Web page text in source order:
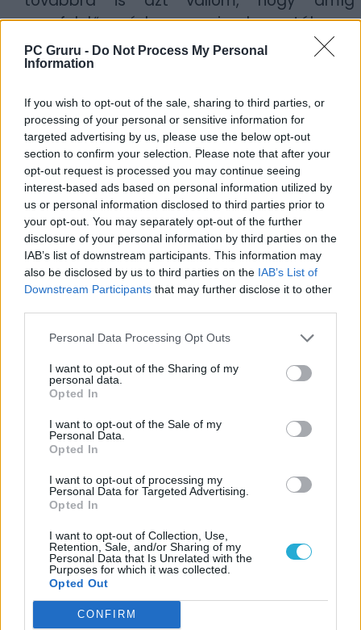
PC Gruru - Do Not Process My Personal
Information
If you wish to opt-out of the sale, sharing to third parties, or
processing of your personal or sensitive information for
targeted advertising by us, please use the below opt-out
section to confirm your selection. Please note that after your
opt-out request is processed you may continue seeing
interest-based ads based on personal information utilized by
us or personal information disclosed to third parties prior to
your opt-out. You may separately opt-out of the further
disclosure of your personal information by third parties on the
IAB’s list of downstream participants. This information may
also be disclosed by us to third parties on the IAB’s List of
Downstream Participants that may further disclose it to other
Personal Data Processing Opt Outs
I want to opt-out of the Sharing of my
personal data.
Opted In
I want to opt-out of the Sale of my
Personal Data.
Opted In
I want to opt-out of processing my
Personal Data for Targeted Advertising.
Opted In
I want to opt-out of Collection, Use,
Retention, Sale, and/or Sharing of my
Personal Data that Is Unrelated with the
Purposes for which it was collected.
Opted Out
CONFIRM
megfelelő módon van implementálva a
reprezentáció, addig áldásom rá, az esetek
többségében azonban tisztán látszik, hogy
szereplő vagy történetszál, ami minden fél
szemszögéből nézve káros.
A borítóképek forrása: X
Szerző:LeEcoBo
Dátum:2024.09.12 10:00
Csapd be az AI-t! Állítsd be itt, hogy a PC
KAPCSOLÓDÓ HÍREK
Még Tamrielben is látják a The Elder Scrolls
Online játékosszámát
Ha mindig is ki akartad próbálni a The
alkalom!
LEGFRISSEBB VIDEÓNK